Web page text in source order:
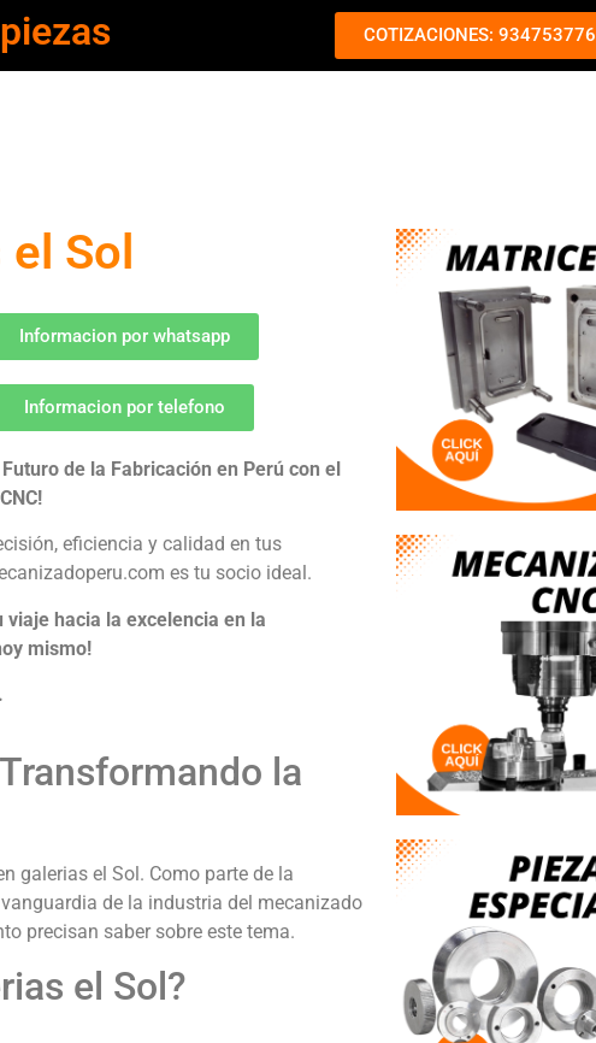
COTIZACIONES: 934753776
Sol
Informacion por whatsapp
Informacion por telefono
Futuro de la Fabricación en Perú con el
eficiencia y calidad en tus
es tu socio ideal.
viaje hacia la excelencia en la
mismo!
la
galerias el Sol. Como parte de la
de la industria del mecanizado
precisan saber sobre este tema.
el Sol?